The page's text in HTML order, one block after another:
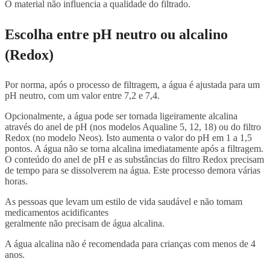
O material não influencia a qualidade do filtrado.
Escolha entre pH neutro ou alcalino
(Redox)
Por norma, após o processo de filtragem, a água é ajustada para um
pH neutro, com um valor entre 7,2 e 7,4.
Opcionalmente, a água pode ser tornada ligeiramente alcalina
através do anel de pH (nos modelos Aqualine 5, 12, 18) ou do filtro
Redox (no modelo Neos). Isto aumenta o valor do pH em 1 a 1,5
pontos. A água não se torna alcalina imediatamente após a filtragem.
O conteúdo do anel de pH e as substâncias do filtro Redox precisam
de tempo para se dissolverem na água. Este processo demora várias
horas.
As pessoas que levam um estilo de vida saudável e não tomam
medicamentos acidificantes
geralmente não precisam de água alcalina.
A água alcalina não é recomendada para crianças com menos de 4
anos.